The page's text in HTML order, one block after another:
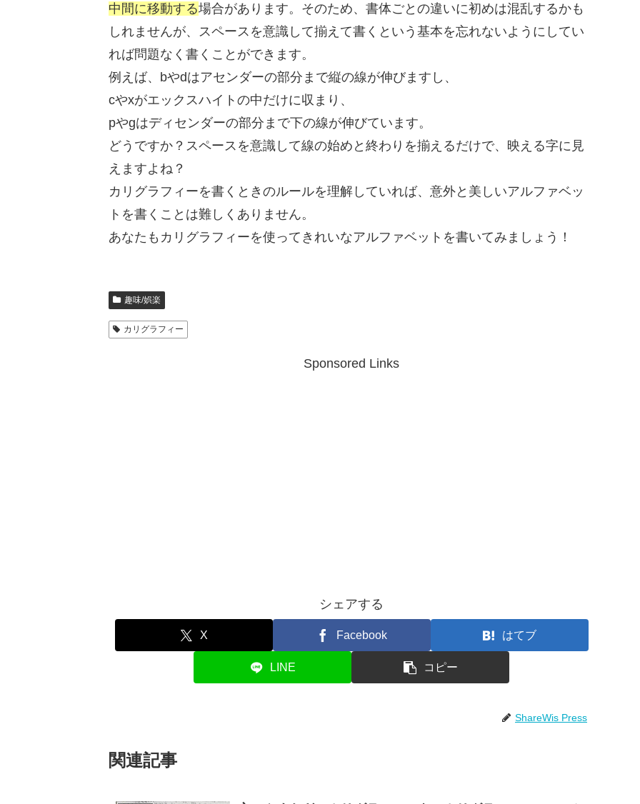
中間に移動する場合があります。そのため、書体ごとの違いに初めは混乱するかも
しれませんが、スペースを意識して揃えて書くという基本を忘れないようにしてい
れば問題なく書くことができます。
例えば、bやdはアセンダーの部分まで縦の線が伸びますし、
cやxがエックスハイトの中だけに収まり、
pやgはディセンダーの部分まで下の線が伸びています。
どうですか？スペースを意識して線の始めと終わりを揃えるだけで、映える字に見
えますよね？
カリグラフィーを書くときのルールを理解していれば、意外と美しいアルファベッ
トを書くことは難しくありません。
あなたもカリグラフィーを使ってきれいなアルファベットを書いてみましょう！
趣味/娯楽
カリグラフィー
Sponsored Links
シェアする
X Facebook はてブ
LINE コピー
ShareWis Press
関連記事